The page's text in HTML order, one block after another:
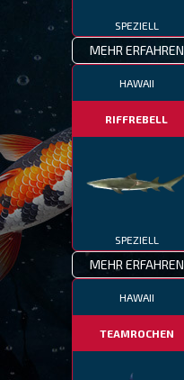
SPEZIELL
MEHR ERFAHREN
HAWAII
RIFFREBELL
SPEZIELL
MEHR ERFAHREN
HAWAII
TEAMROCHEN